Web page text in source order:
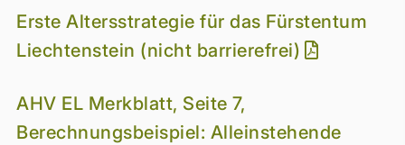
Erste Altersstrategie für das Fürstentum
Liechtenstein (nicht barrierefrei)
AHV EL Merkblatt, Seite 7,
Berechnungsbeispiel: Alleinstehende